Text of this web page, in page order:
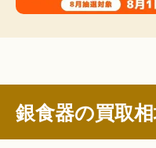
銀食器の買取